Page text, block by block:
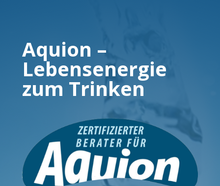
Aquion –
Lebensenergie
zum Trinken